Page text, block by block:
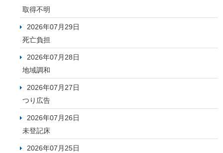
取得不明
2026年07月29日
死亡負担
2026年07月28日
地域調和
2026年07月27日
つり広告
2026年07月26日
未登記床
2026年07月25日